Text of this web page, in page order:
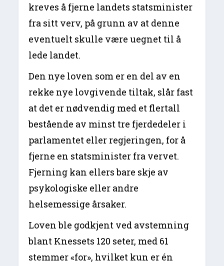
kreves å fjerne landets statsminister
fra sitt verv, på grunn av at denne
eventuelt skulle være uegnet til å
lede landet.
Den nye loven som er en del av en
rekke nye lovgivende tiltak, slår fast
at det er nødvendig med et flertall
bestående av minst tre fjerdedeler i
parlamentet eller regjeringen, for å
fjerne en statsminister fra vervet.
Fjerning kan ellers bare skje av
psykologiske eller andre
helsemessige årsaker.
Loven ble godkjent ved avstemning
blant Knessets 120 seter, med 61
stemmer «for», hvilket kun er én